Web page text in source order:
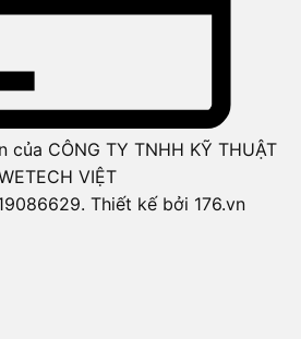
CÔNG TY TNHH KỸ THUẬT
VIỆT
Thiết kế bởi 176.vn